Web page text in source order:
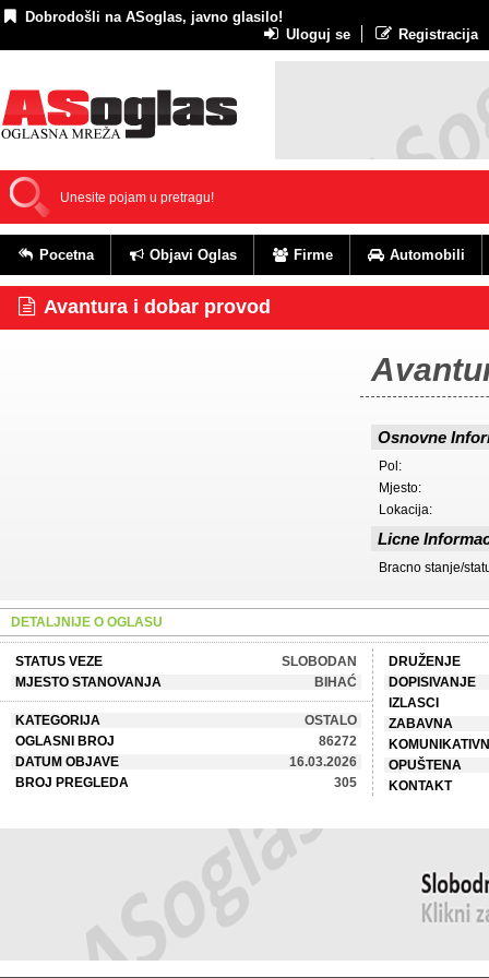
Dobrodošli na ASoglas, javno glasilo!
Uloguj se
Registracija
Pocetna Objavi Oglas Firme Automobili
Avantura i dobar provod
Osnovne
Pol:
Mjesto:
Lokacija:
Licne
Bracno stanje/
DETALJNIJE O OGLASU
STATUS VEZE
SLOBODAN
MJESTO STANOVANJA
BIHAĆ
KATEGORIJA
OSTALO
OGLASNI BROJ
86272
DATUM OBJAVE
16.03.2026
BROJ PREGLEDA
305
DRUŽENJE
DOPISIVANJE
IZLASCI
ZABAVNA
OPUŠTENA
KONTAKT